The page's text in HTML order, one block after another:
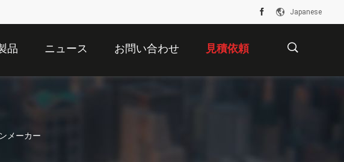
Japanese
品 ニュース お問い合わせ 見積依頼
メーカー